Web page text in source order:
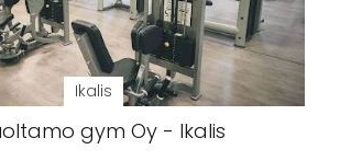
Ikalis
gym Oy - Ikalis